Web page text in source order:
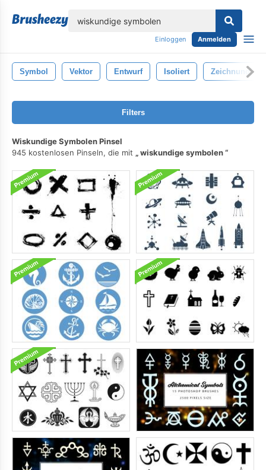
Einloggen Anmelden
Symbol Vektor Entwurf Isoliert Zeichnung
Filters
Wiskundige Symbolen Pinsel
945 kostenlosen Pinseln, die mit
wiskundige symbolen